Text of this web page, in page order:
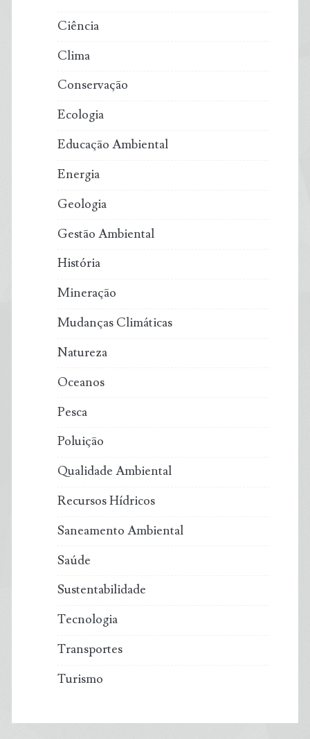
Ciência
Clima
Conservação
Ecologia
Educação Ambiental
Energia
Geologia
Gestão Ambiental
História
Mineração
Mudanças Climáticas
Natureza
Oceanos
Pesca
Poluição
Qualidade Ambiental
Recursos Hídricos
Saneamento Ambiental
Saúde
Sustentabilidade
Tecnologia
Transportes
Turismo